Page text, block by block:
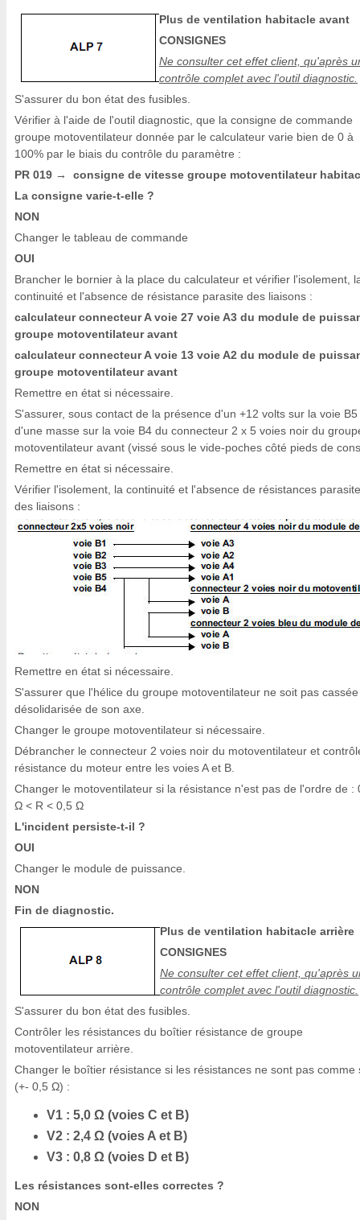
Plus de ventilation habitacle avant
CONSIGNES
Ne consulter cet effet client, qu'après
contrôle complet avec l'outil diagnostic.
S'assurer du bon état des fusibles.
Vérifier à l'aide de l'outil diagnostic, que la consigne de commande
groupe motoventilateur donnée par le calculateur varie bien de 0 à
100% par le biais du contrôle du paramètre :
PR 019 →
consigne de vitesse groupe motoventilateur
La consigne varie-t-elle ?
NON
Changer le tableau de commande
OUI
Brancher le bornier à la place du calculateur et vérifier l'isolement,
continuité et l'absence de résistance parasite des liaisons :
calculateur connecteur A voie 27 voie A3 du module de
groupe motoventilateur avant
calculateur connecteur A voie 13 voie A2 du module de
groupe motoventilateur avant
Remettre en état si nécessaire.
S'assurer, sous contact de la présence d'un +12 volts sur la voie B5
d'une masse sur la voie B4 du connecteur 2 x 5 voies noir du
motoventilateur avant (vissé sous le vide-poches côté pieds de
Remettre en état si nécessaire.
Vérifier l'isolement, la continuité et l'absence de résistances
des liaisons :
Remettre en état si nécessaire.
S'assurer que l'hélice du groupe motoventilateur ne soit pas
désolidarisée de son axe.
Changer le groupe motoventilateur si nécessaire.
Débrancher le connecteur 2 voies noir du motoventilateur et
résistance du moteur entre les voies A et B.
Changer le motoventilateur si la résistance n'est pas de l'ordre de :
Ω < R < 0,5 Ω
L'incident persiste-t-il ?
OUI
Changer le module de puissance.
NON
Fin de diagnostic.
Plus de ventilation habitacle arrière
CONSIGNES
Ne consulter cet effet client, qu'après
contrôle complet avec l'outil diagnostic.
S'assurer du bon état des fusibles.
Contrôler les résistances du boîtier résistance de groupe
motoventilateur arrière.
Changer le boîtier résistance si les résistances ne sont pas comme
(+- 0,5 Ω) :
V1 : 5,0 Ω (voies C et B)
V2 : 2,4 Ω (voies A et B)
V3 : 0,8 Ω (voies D et B)
Les résistances sont-elles correctes ?
NON